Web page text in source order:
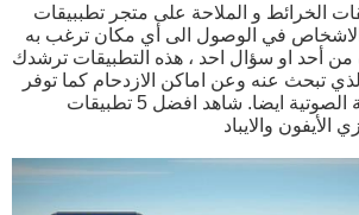
الخرائط و الملاحة على متجر تطببيقات
الاشخاص في الوصول الى أي مكان ترغب به
أحد او سؤال احد ، هذه التطبيقات ترشدك
تبحث عنه وعن اماكن الازدحام كما توفر
هذه التطبيقات الخدمة الصوتية ايضا. شاهد افضل 5 تطبيقات
والايباد